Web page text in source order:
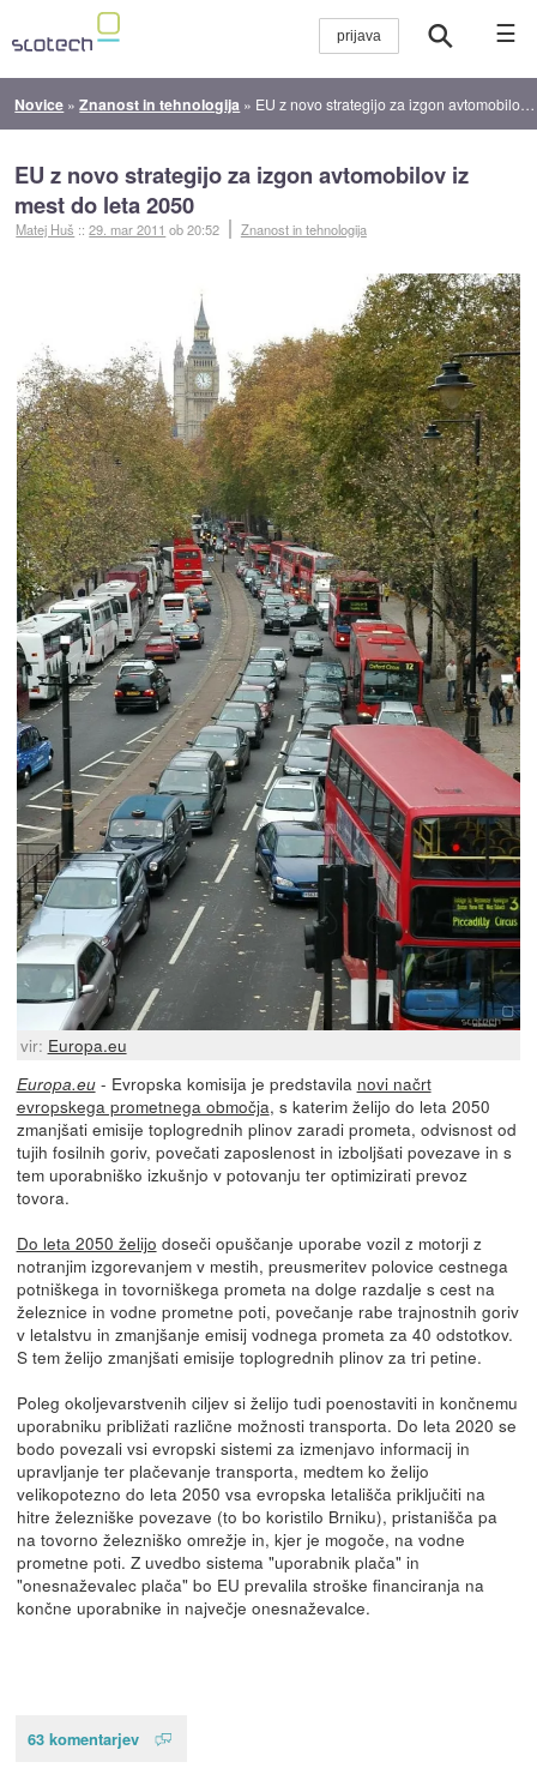
☰
Novice »Znanost in tehnologija » EU z novo strategijo za izgon avtomobilov iz mest do leta 2050
EU z novo strategijo za izgon avtomobilov iz
mest do leta 2050
Matej Huš ::29. mar 2011 ob 20:52 Znanost in tehnologija
vir: Europa.eu
Europa.eu- Evropska komisija je predstavila novi načrt
evropskega prometnega območja, s katerim želijo do leta 2050
zmanjšati emisije toplogrednih plinov zaradi prometa, odvisnost od
tujih fosilnih goriv, povečati zaposlenost in izboljšati povezave in s
tem uporabniško izkušnjo v potovanju ter optimizirati prevoz
tovora.
Do leta 2050 želijo doseči opuščanje uporabe vozil z motorji z
notranjim izgorevanjem v mestih, preusmeritev polovice cestnega
potniškega in tovorniškega prometa na dolge razdalje s cest na
železnice in vodne prometne poti, povečanje rabe trajnostnih goriv
v letalstvu in zmanjšanje emisij vodnega prometa za 40 odstotkov.
S tem želijo zmanjšati emisije toplogrednih plinov za tri petine.
Poleg okoljevarstvenih ciljev si želijo tudi poenostaviti in končnemu
uporabniku približati različne možnosti transporta. Do leta 2020 se
bodo povezali vsi evropski sistemi za izmenjavo informacij in
upravljanje ter plačevanje transporta, medtem ko želijo
velikopotezno do leta 2050 vsa evropska letališča priključiti na
hitre železniške povezave (to bo koristilo Brniku), pristanišča pa
na tovorno železniško omrežje in, kjer je mogoče, na vodne
prometne poti. Z uvedbo sistema "uporabnik plača" in
"onesnaževalec plača" bo EU prevalila stroške financiranja na
končne uporabnike in največje onesnaževalce.
63 komentarjev